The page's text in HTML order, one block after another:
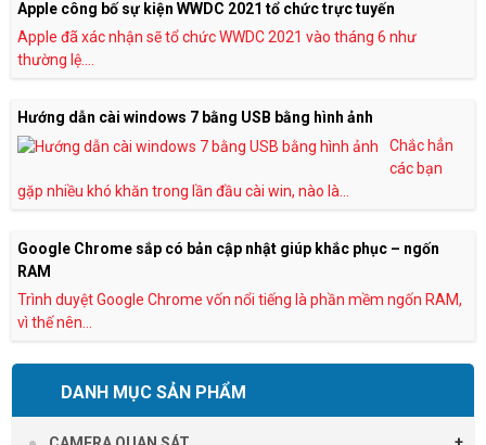
Apple công bố sự kiện WWDC 2021 tổ chức trực tuyến
Apple đã xác nhận sẽ tổ chức WWDC 2021 vào tháng 6 như
thường lệ....
Hướng dẫn cài windows 7 bằng USB bằng hình ảnh
Chắc hẳn
các bạn
gặp nhiều khó khăn trong lần đầu cài win, nào là...
Google Chrome sắp có bản cập nhật giúp khắc phục – ngốn
RAM
Trình duyệt Google Chrome vốn nổi tiếng là phần mềm ngốn RAM,
vì thế nên...
DANH MỤC SẢN PHẨM